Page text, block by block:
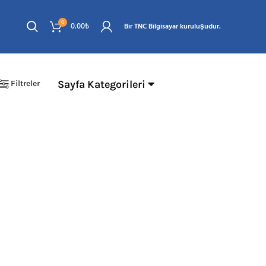
0 0.00₺ Bir TNC Bilgisayar kuruluşudur.
Sayfa Kategorileri
Filtreler